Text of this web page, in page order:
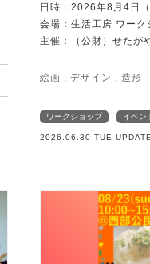
日時：2026年8月4日
会場：生活工房 ワー
主催：（公財）せたが
絵画 , デザイン , 造形
ワークショップ イベン
2026.06.30 TUE